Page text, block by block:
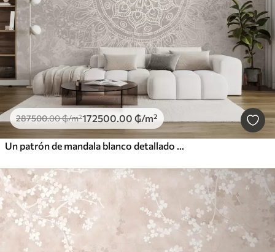
287500.00₲/m²172500.00 ₲/m²
Un patrón de mandala blanco detallado sobre un fondo vintage texturizado de color gris claro